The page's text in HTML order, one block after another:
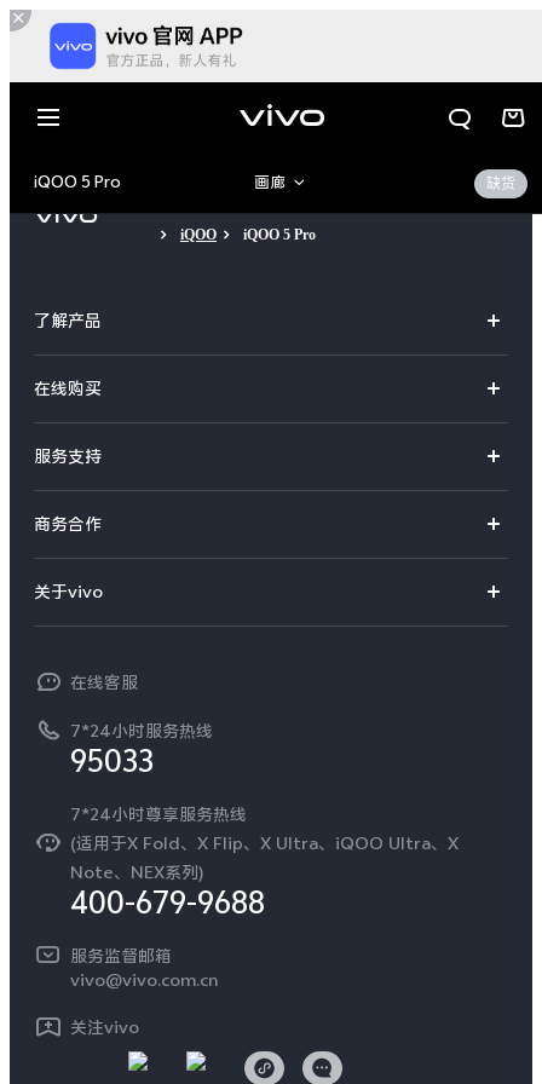
X300 E X Fold6
X300 Ultra
S60 S60 元气版
S50 Pro mini
Y600 Turbo Y600 Pro
iQOO Z11i
vivo TWS 5 Pro
vivo 头戴降噪耳机
iQOO 5 Pro 画廊
产品概览
缺货
iQOO iQOO 5 Pro
了解产品
S系列
Y系列
iQOO手机
T系列
NEX系列
在线购买
选购手机
选购配件
订单查询
服务支持
服务网点
查找手机
环保回收
安全公告
Log还原LUTs下载
vivo 办公套件
商务合作
开放平台
vivo 企业业务
廉正合规
国补营业执照
无线电发射设备销售备案
关于vivo
工作机会
新闻资讯
可持续发展
vivo 蔡司影像
开发者社区
在线客服
7*24小时服务热线
95033
7*24小时尊享服务热线
(适用于X Fold、X Flip、X Ultra、iQOO Ultra、X
Note、NEX系列)
400-679-9688
服务监督邮箱
vivo@vivo.com.cn
关注vivo